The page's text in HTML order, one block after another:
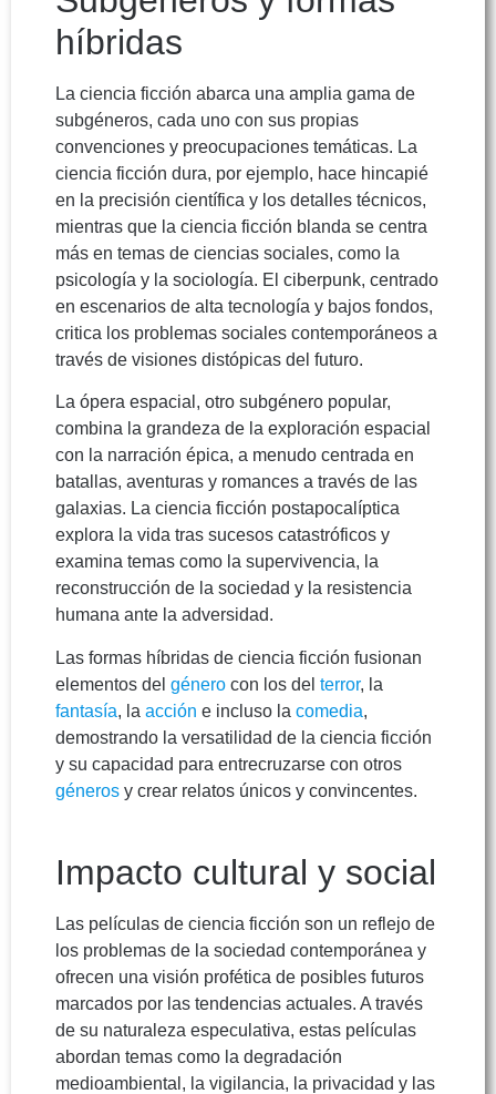
híbridas
La ciencia ficción abarca una amplia gama de
subgéneros, cada uno con sus propias
convenciones y preocupaciones temáticas. La
ciencia ficción dura, por ejemplo, hace hincapié
en la precisión científica y los detalles técnicos,
mientras que la ciencia ficción blanda se centra
más en temas de ciencias sociales, como la
psicología y la sociología. El ciberpunk, centrado
en escenarios de alta tecnología y bajos fondos,
critica los problemas sociales contemporáneos a
través de visiones distópicas del futuro.
La ópera espacial, otro subgénero popular,
combina la grandeza de la exploración espacial
con la narración épica, a menudo centrada en
batallas, aventuras y romances a través de las
galaxias. La ciencia ficción postapocalíptica
explora la vida tras sucesos catastróficos y
examina temas como la supervivencia, la
reconstrucción de la sociedad y la resistencia
humana ante la adversidad.
Las formas híbridas de ciencia ficción fusionan
elementos del género con los del terror, la
fantasía, la acción e incluso la comedia,
demostrando la versatilidad de la ciencia ficción
y su capacidad para entrecruzarse con otros
géneros y crear relatos únicos y convincentes.
Impacto cultural y social
Las películas de ciencia ficción son un reflejo de
los problemas de la sociedad contemporánea y
ofrecen una visión profética de posibles futuros
marcados por las tendencias actuales. A través
de su naturaleza especulativa, estas películas
abordan temas como la degradación
medioambiental, la vigilancia, la privacidad y las